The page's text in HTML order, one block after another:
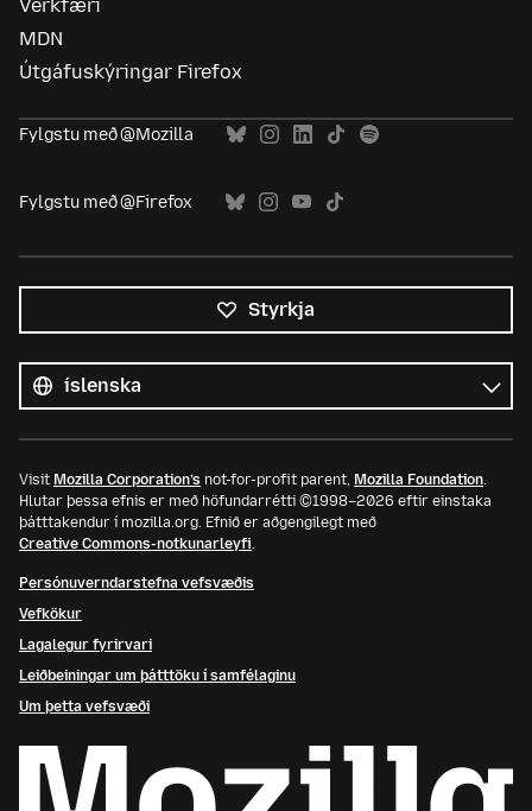
Verkfæri
MDN
Útgáfuskýringar Firefox
Fylgstu með @Mozilla
Fylgstu með @Firefox
Styrkja
tungumál
Tungumál
Visit Mozilla Corporation’s not-for-profit parent, Mozilla Foundation.
Hlutar þessa efnis er með höfundarrétti ©1998–2026 eftir einstaka
þátttakendur í mozilla.org. Efnið er aðgengilegt með
Creative Commons-notkunarleyfi.
Persónuverndarstefna vefsvæðis
Vefkökur
Lagalegur fyrirvari
Leiðbeiningar um þátttöku í samfélaginu
Um þetta vefsvæði